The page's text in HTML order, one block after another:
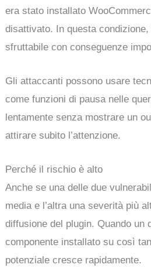
era stato installato
disattivato. In questa
sfruttabile con conseguenze
Gli attaccanti possono usare
come funzioni di pausa nelle
lentamente senza mostrare un
attirare subito l’attenzione.
Perché il rischio è alto
Anche se una delle due
media e l’altra una severità più
diffusione del plugin. Quando un
componente installato su così
potenziale cresce rapidamente.